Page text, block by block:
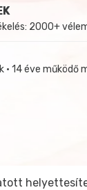
2000+
• 14 éve működő